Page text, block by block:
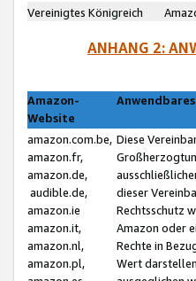
Vereinigtes Königreich
ANHANG 2:
Amazon-
Website
amazon.com.be,
amazon.fr,
amazon.de,
audible.de,
amazon.ie
amazon.it,
amazon.nl,
amazon.pl,
Diese
dieser
Rechtsschutz
Amazon oder
Rechte in
Wert